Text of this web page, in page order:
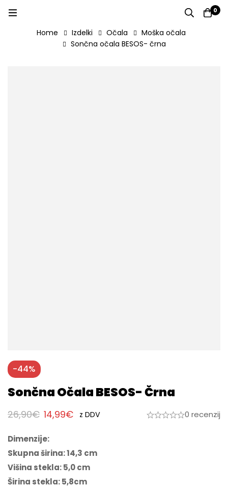
0
Home Izdelki Očala
Moška očala
Sončna očala BESOS- črna
-44%
Sončna Očala BESOS- Črna
26,90€ 14,99€ z DDV 0 recenzij
Dimenzije:
Skupna širina: 14,3 cm
Višina stekla: 5,0 cm
Širina stekla: 5,8cm